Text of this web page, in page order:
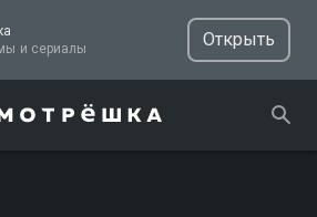
ТВ, фильмы и сериалы
Открыть